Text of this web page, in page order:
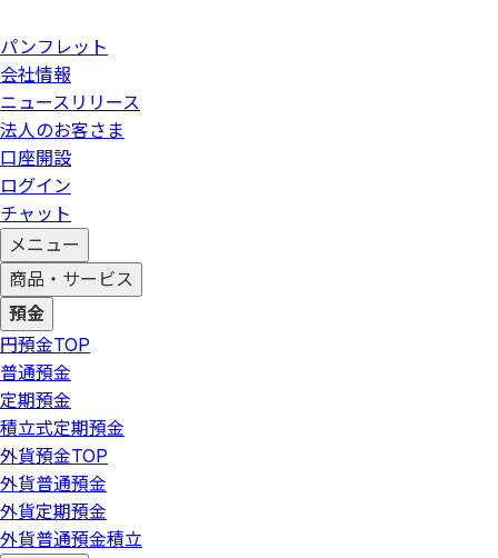
パンフレット
会社情報
ニュースリリース
法人のお客さま
口座開設
ログイン
チャット
メニュー
商品・サービス
預金
円預金TOP
普通預金
定期預金
積立式定期預金
外貨預金TOP
外貨普通預金
外貨定期預金
外貨普通預金積立